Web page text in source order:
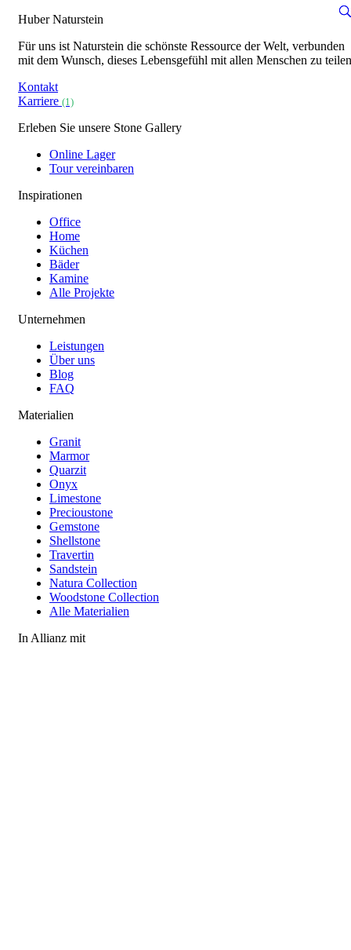
Huber Naturstein
Für uns ist Naturstein die schönste Ressource der Welt, verbunden
mit dem Wunsch, dieses Lebensgefühl mit allen Menschen zu
Kontakt
Karriere (1)
Erleben Sie unsere Stone Gallery
Online Lager
Tour vereinbaren
Inspirationen
Office
Home
Küchen
Bäder
Kamine
Alle Projekte
Unternehmen
Leistungen
Über uns
Blog
FAQ
Materialien
Granit
Marmor
Quarzit
Onyx
Limestone
Precioustone
Gemstone
Shellstone
Travertin
Sandstein
Natura Collection
Woodstone Collection
Alle Materialien
In Allianz mit